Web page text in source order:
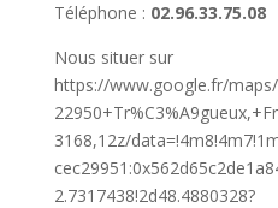
Téléphone : 02.96.33.75.08
Nous situer sur
https://www.google.fr/
3168,12z/
2.7317438!2d48.4880328?